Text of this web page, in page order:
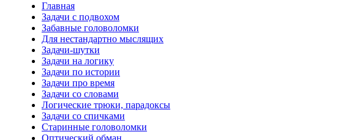
Главная
Задачи с подвохом
Забавные головоломки
Для нестандартно мыслящих
Задачи-шутки
Задачи на логику
Задачи по истории
Задачи про время
Задачи со словами
Логические трюки, парадоксы
Задачи со спичками
Старинные головоломки